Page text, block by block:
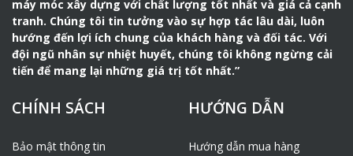
máy móc xây dựng với chất lượng tốt nhất và giá cả cạnh
tranh. Chúng tôi tin tưởng vào sự hợp tác lâu dài, luôn
hướng đến lợi ích chung của khách hàng và đối tác. Với
đội ngũ nhân sự nhiệt huyết, chúng tôi không ngừng cải
tiến để mang lại những giá trị tốt nhất.”
CHÍNH SÁCH
Bảo mật thông tin
HƯỚNG DẪN
Hướng dẫn mua hàng